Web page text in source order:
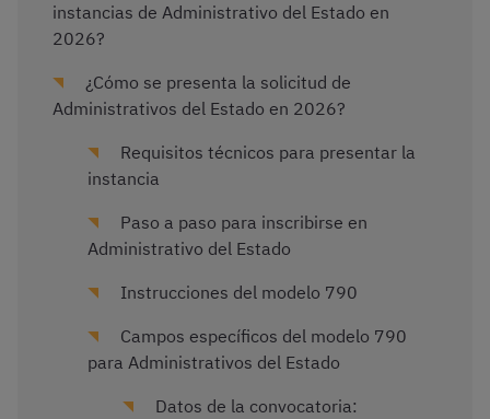
instancias de Administrativo del Estado en
2026?
¿Cómo se presenta la solicitud de
Administrativos del Estado en 2026?
Requisitos técnicos para presentar la
instancia
Paso a paso para inscribirse en
Administrativo del Estado
Instrucciones del modelo 790
Campos específicos del modelo 790
para Administrativos del Estado
Datos de la convocatoria: